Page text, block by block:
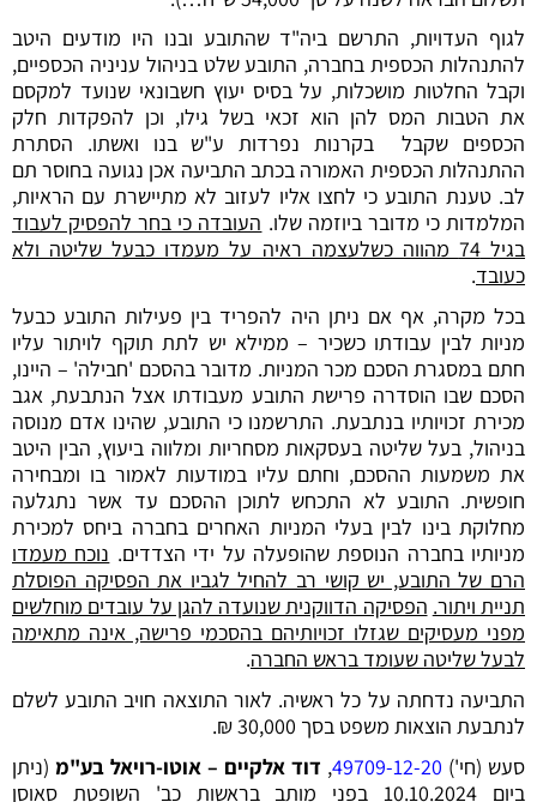
לגוף העדויות, התרשם ביה"ד שהתובע ובנו היו מודעים היטב
להתנהלות הכספית בחברה, התובע שלט בניהול עניניה הכספיים,
וקבל החלטות מושכלות, על בסיס יעוץ חשבונאי שנועד למקסם
את הטבות המס להן הוא זכאי בשל גילו, וכן להפקדות חלק
הכספים שקבל בקרנות נפרדות ע"ש בנו ואשתו. הסתרת
ההתנהלות הכספית האמורה בכתב התביעה אכן נגועה בחוסר תם
לב. טענת התובע כי לחצו אליו לעזוב לא מתיישרת עם הראיות,
המלמדות כי מדובר ביוזמה שלו. העובדה כי בחר להפסיק לעבוד
בגיל 74 מהווה כשלעצמה ראיה על מעמדו כבעל שליטה ולא
כעובד.
בכל מקרה, אף אם ניתן היה להפריד בין פעילות התובע כבעל
מניות לבין עבודתו כשכיר – ממילא יש לתת תוקף לויתור עליו
חתם במסגרת הסכם מכר המניות. מדובר בהסכם 'חבילה' – היינו,
הסכם שבו הוסדרה פרישת התובע מעבודתו אצל הנתבעת, אגב
מכירת זכויותיו בנתבעת. התרשמנו כי התובע, שהינו אדם מנוסה
בניהול, בעל שליטה בעסקאות מסחריות ומלווה ביעוץ, הבין היטב
את משמעות ההסכם, וחתם עליו במודעות לאמור בו ומבחירה
חופשית. התובע לא התכחש לתוכן ההסכם עד אשר נתגלעה
מחלוקת בינו לבין בעלי המניות האחרים בחברה ביחס למכירת
מניותיו בחברה הנוספת שהופעלה על ידי הצדדים. נוכח מעמדו
הרם של התובע, יש קושי רב להחיל לגביו את הפסיקה הפוסלת
תניית ויתור. הפסיקה הדווקנית שנועדה להגן על עובדים מוחלשים
מפני מעסיקים שגזלו זכויותיהם בהסכמי פרישה, אינה מתאימה
לבעל שליטה שעומד בראש החברה.
התביעה נדחתה על כל ראשיה. לאור התוצאה חויב התובע לשלם
לנתבעת הוצאות משפט בסך 30,000 ₪.
סעש (חי') 49709-12-20
‏,‏ דוד אלקיים – אוטו-רויאל בע"מ (ניתן
ביום 10.10.2024 בפני מותב בראשות כב' השופטת סאוסן